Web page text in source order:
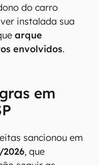
do carro
instalada sua
arque
envolvidos.
em
sancionou em
2026, que